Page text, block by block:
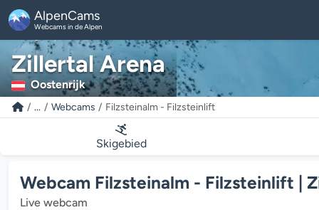
AlpenCams
Webcams in de Alpen
Zillertal Arena
Oostenrijk
... Webcams Filzsteinalm - Filzsteinlift
Skigebied
Webcam Filzsteinalm - Filzsteinlift |
Live webcam